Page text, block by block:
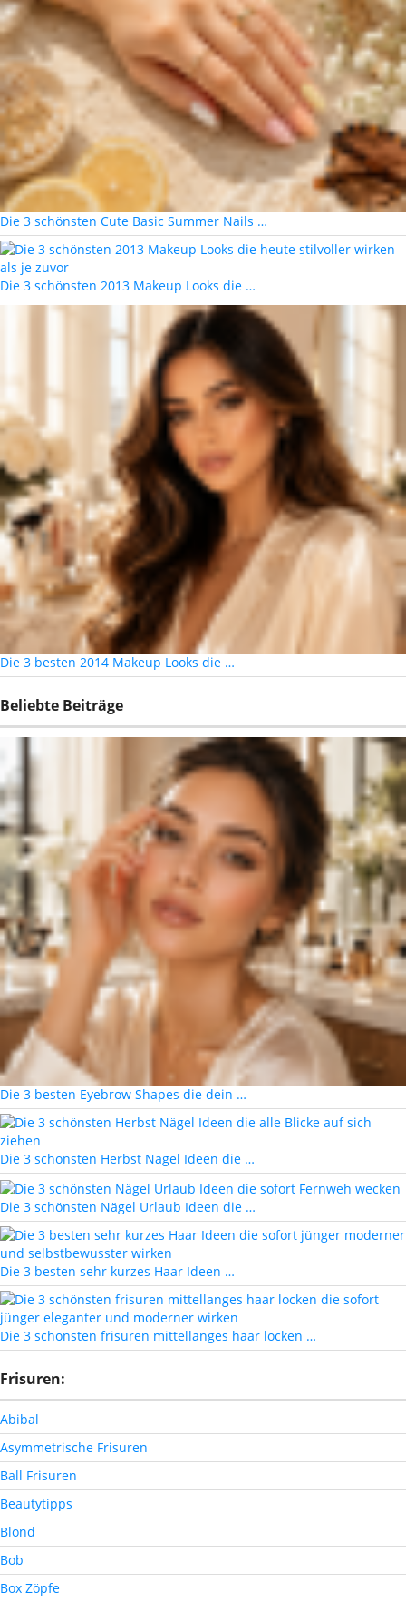
Die 3 schönsten Cute Basic Summer Nails …
Die 3 schönsten 2013 Makeup Looks die …
Die 3 besten 2014 Makeup Looks die …
Beliebte Beiträge
Die 3 besten Eyebrow Shapes die dein …
Die 3 schönsten Herbst Nägel Ideen die …
Die 3 schönsten Nägel Urlaub Ideen die …
Die 3 besten sehr kurzes Haar Ideen …
Die 3 schönsten frisuren mittellanges haar locken …
Frisuren:
Abibal
Asymmetrische Frisuren
Ball Frisuren
Beautytipps
Blond
Bob
Box Zöpfe